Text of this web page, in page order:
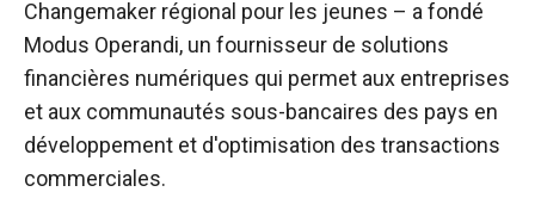
Changemaker régional pour les jeunes – a fondé
Modus Operandi, un fournisseur de solutions
financières numériques qui permet aux entreprises
et aux communautés sous-bancaires des pays en
développement et d'optimisation des transactions
commerciales.